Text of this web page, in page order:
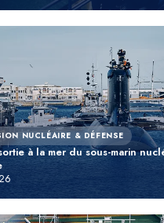
NUCLÉAIRE & DÉFENSE
à la mer du sous-marin